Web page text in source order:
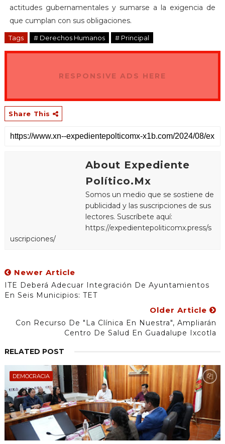
actitudes gubernamentales y sumarse a la exigencia de
que cumplan con sus obligaciones.
Tags # Derechos Humanos # Principal
RESPONSIVE ADS HERE
Share This
About Expediente
Político.Mx
Somos un medio que se sostiene de
publicidad y las suscripciones de sus
lectores. Suscríbete aquí:
https://expedientepoliticomx.press/s
uscripciones/
Newer Article
ITE Deberá Adecuar Integración De Ayuntamientos
En Seis Municipios: TET
Older Article
Con Recurso De "La Clínica En Nuestra", Ampliarán
Centro De Salud En Guadalupe Ixcotla
RELATED POST
DEMOCRACIA